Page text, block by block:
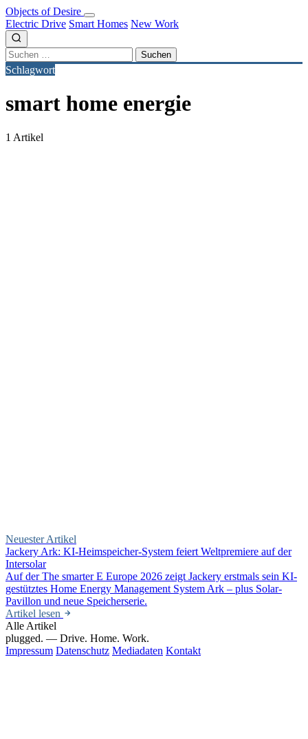
Objects of Desire
Electric Drive Smart Homes New Work
Suchen
nach:
Schlagwort
smart home energie
1 Artikel
Neuester Artikel
Jackery Ark: KI-Heimspeicher-System feiert Weltpremiere auf der
Intersolar
Auf der The smarter E Europe 2026 zeigt Jackery erstmals sein KI-
gestütztes Home Energy Management System Ark – plus Solar-
Pavillon und neue Speicherserie.
Artikel lesen
Alle Artikel
plugged. — Drive. Home. Work.
Impressum Datenschutz Mediadaten Kontakt